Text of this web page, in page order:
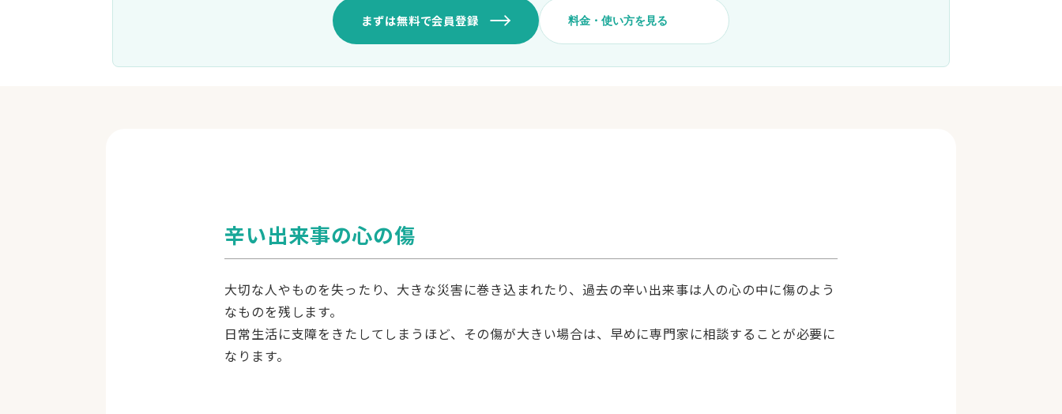
まずは無料で会員登録 料金・使い方を見る
料金
3,000円
5,000円
10,000円
※クレジットカード・銀行振込。1,000円から購入可（まとめ買いでボ
ーナスpt付与）。
使い方
辛い出来事の心の傷
大切な人やものを失ったり、大きな災害に巻き込まれたり、過去の辛い出来事は人の心の中に傷のよう
なものを残します。
日常生活に支障をきたしてしまうほど、その傷が大きい場合は、早めに専門家に相談することが必要に
なります。